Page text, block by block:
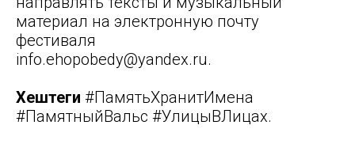
материал на электронную почту
фестиваля
info.ehopobedy@yandex.ru.
Хештеги #ПамятьХранитИмена
#ПамятныйВальс #УлицыВЛицах.